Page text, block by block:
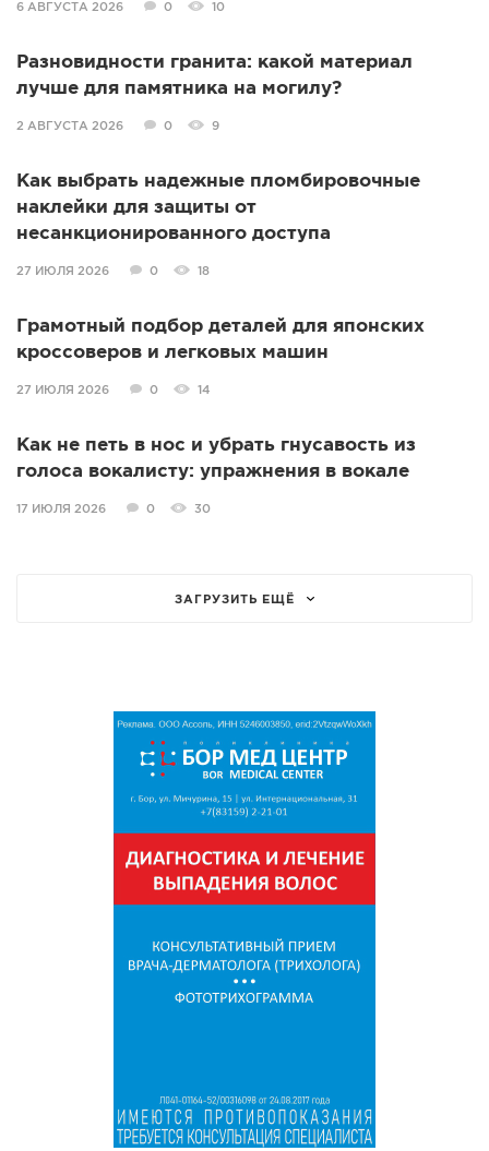
6 АВГУСТА 2026 0 10
Разновидности гранита: какой материал
лучше для памятника на могилу?
2 АВГУСТА 2026 0 9
Как выбрать надежные пломбировочные
наклейки для защиты от
несанкционированного доступа
27 ИЮЛЯ 2026 0 18
Грамотный подбор деталей для японских
кроссоверов и легковых машин
27 ИЮЛЯ 2026 0 14
Как не петь в нос и убрать гнусавость из
голоса вокалисту: упражнения в вокале
17 ИЮЛЯ 2026 0 30
ЗАГРУЗИТЬ ЕЩЁ